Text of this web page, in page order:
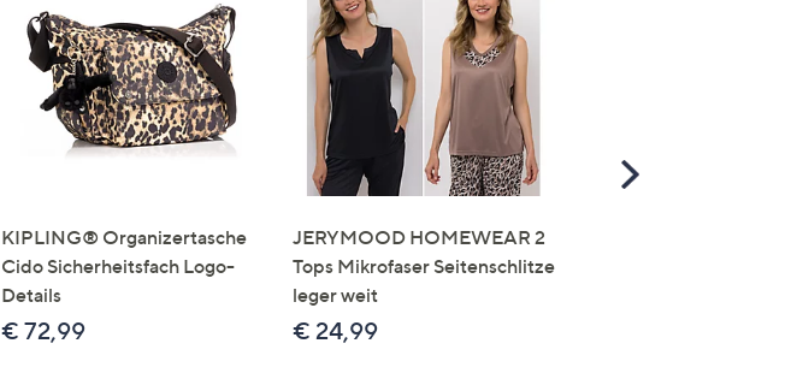
KIPLING® Organizertasche
Cido Sicherheitsfach Logo-
Details
€ 72,99
JERYMOOD HOMEWEAR 2
Tops Mikrofaser Seitenschlitze
leger weit
€ 24,99
Scroll